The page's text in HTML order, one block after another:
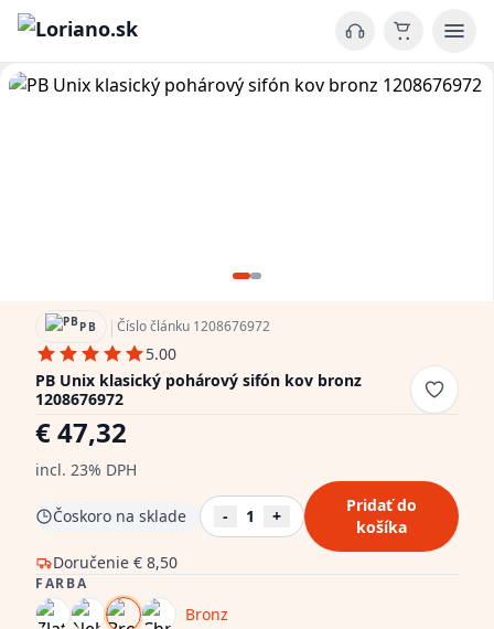
PB | Číslo článku 1208676972
5.00
PB Unix klasický pohárový sifón kov bronz
1208676972
€ 47,32
incl. 23% DPH
Doručenie € 8,50
Čoskoro na sklade - 1 +
Pridať do
košíka
FARBA
Bronz